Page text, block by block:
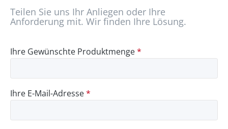
Teilen Sie uns Ihr Anliegen oder Ihre
Anforderung mit. Wir finden Ihre Lösung.
Ihre Gewünschte Produktmenge*
Ihre E-Mail-Adresse*